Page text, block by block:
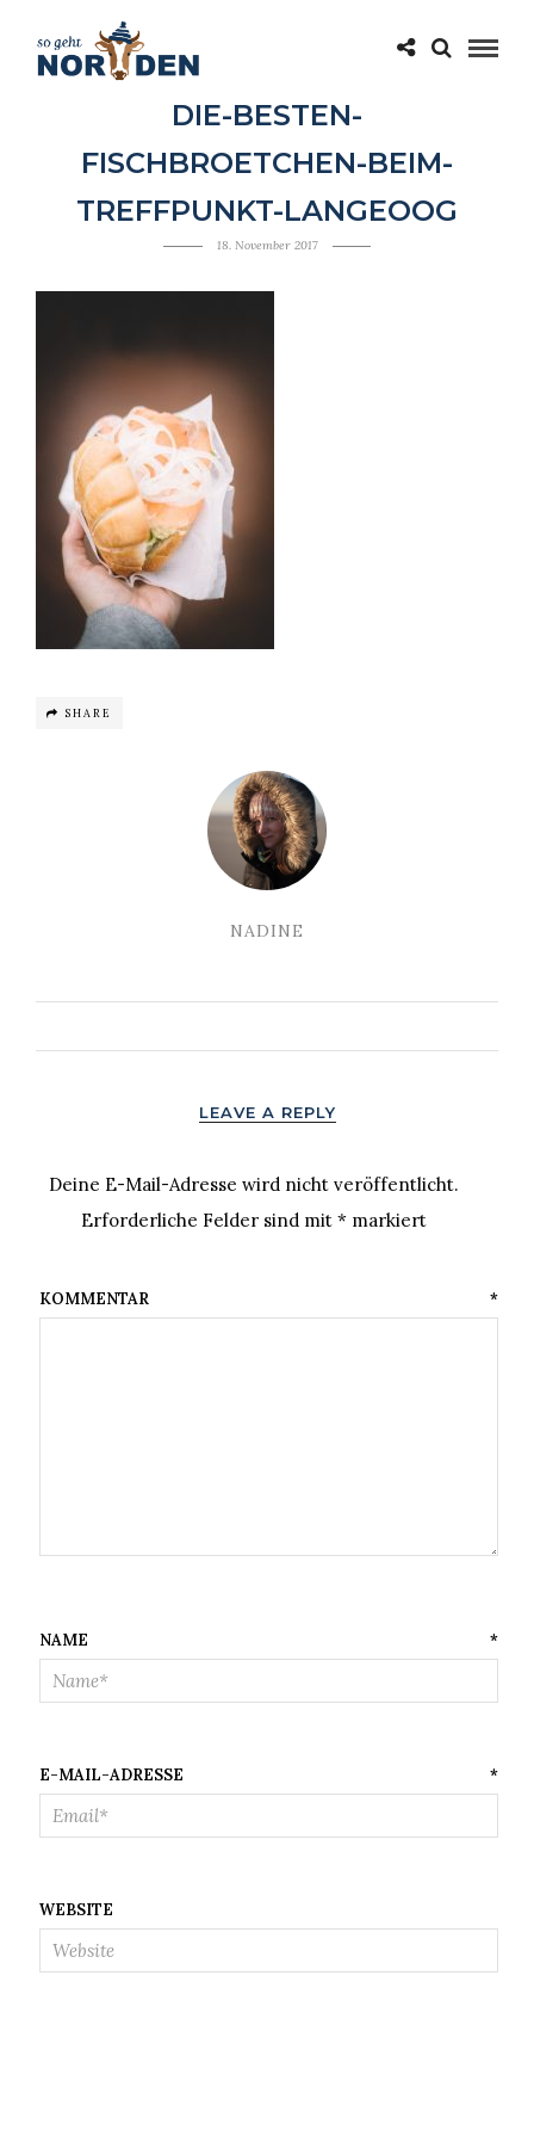
DIE-BESTEN-
FISCHBROETCHEN-BEIM-
TREFFPUNKT-LANGEOOG
18. November 2017
SHARE
NADINE
LEAVE A REPLY
Deine E-Mail-Adresse wird nicht veröffentlicht.
Erforderliche Felder sind mit* markiert
KOMMENTAR *
NAME *
E-MAIL-ADRESSE *
WEBSITE